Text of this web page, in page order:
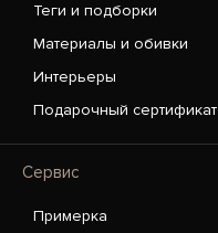
Теги и подборки
Материалы и обивки
Интерьеры
Подарочный сертификат
Сервис
Примерка